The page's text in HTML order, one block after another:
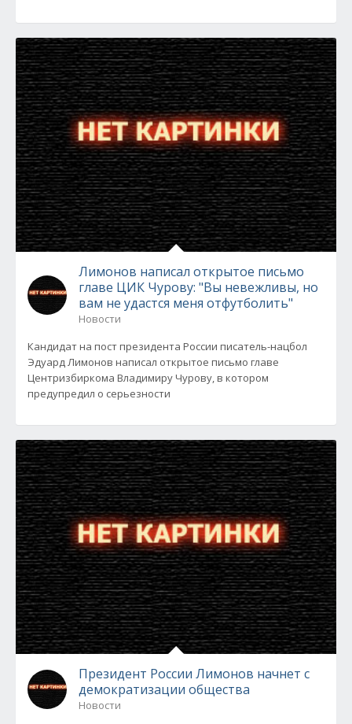
Лимонов написал открытое письмо
главе ЦИК Чурову: "Вы невежливы, но
вам не удастся меня отфутболить"
Новости
Кандидат на пост президента России писатель-нацбол
Эдуард Лимонов написал открытое письмо главе
Центризбиркома Владимиру Чурову, в котором
предупредил о серьезности
Президент России Лимонов начнет с
демократизации общества
Новости